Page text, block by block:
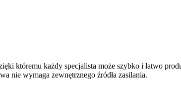
któremu każdy specjalista może szybko i łatwo
nie wymaga zewnętrznego źródła zasilania.